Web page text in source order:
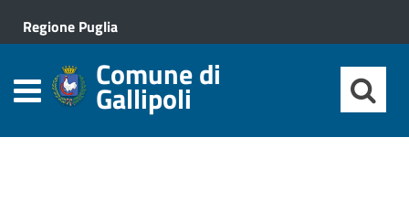
Regione Puglia
Comune di
Gallipoli